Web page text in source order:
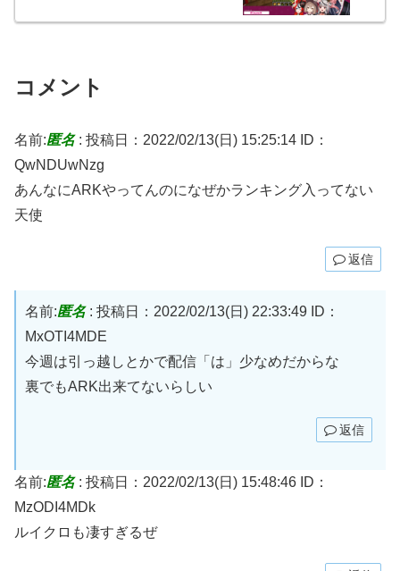
コメント
名前:匿名: 投稿日：2022/02/13(日) 15:25:14 ID：
QwNDUwNzg
あんなにARKやってんのになぜかランキング入ってない
天使
返信
名前:匿名: 投稿日：2022/02/13(日) 22:33:49
ID：
MxOTI4MDE
今週は引っ越しとかで配信「は」少なめだからな
裏でもARK出来てないらしい
返信
名前:匿名: 投稿日：2022/02/13(日) 15:48:46 ID：
MzODI4MDk
ルイクロも凄すぎるぜ